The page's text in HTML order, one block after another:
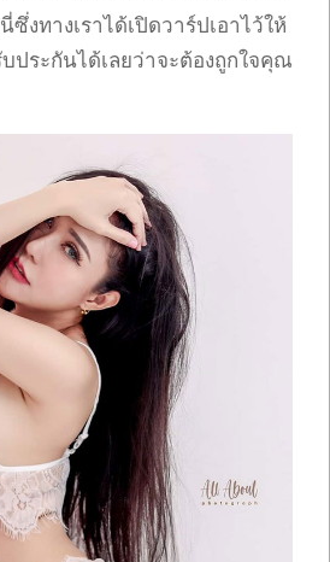
งทางเราได้เปิดวาร์ปเอาไว้ให้
ประกันได้เลยว่าจะต้องถูกใจคุณ